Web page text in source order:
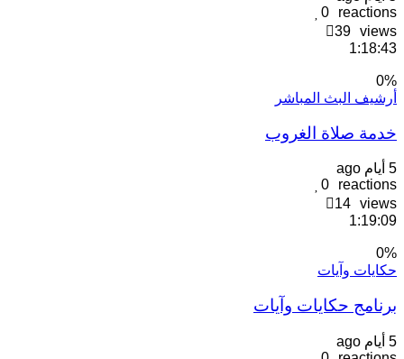
39
0
البث المباشر
صلاة الغروب
14
0
وآيات
حكايات وآيات